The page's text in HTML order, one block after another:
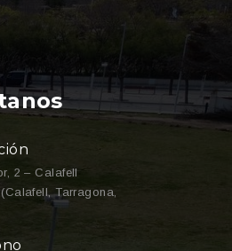
2 – Calafell
Tarragona,